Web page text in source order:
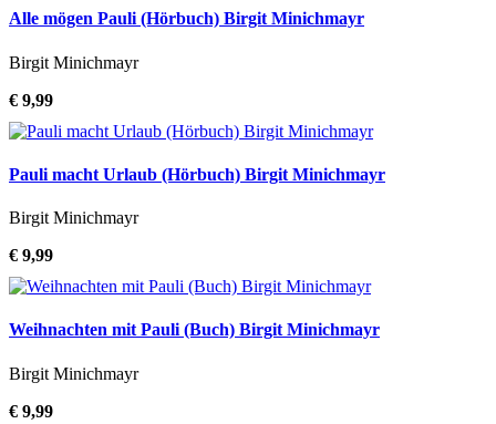
Alle mögen Pauli (Hörbuch) Birgit Minichmayr
Birgit Minichmayr
€ 9,99
Pauli macht Urlaub (Hörbuch) Birgit Minichmayr
Birgit Minichmayr
€ 9,99
Weihnachten mit Pauli (Buch) Birgit Minichmayr
Birgit Minichmayr
€ 9,99